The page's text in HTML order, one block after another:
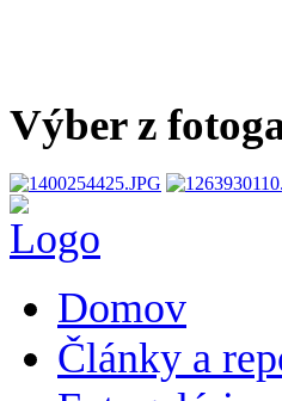
Výber z
Domov
Články a